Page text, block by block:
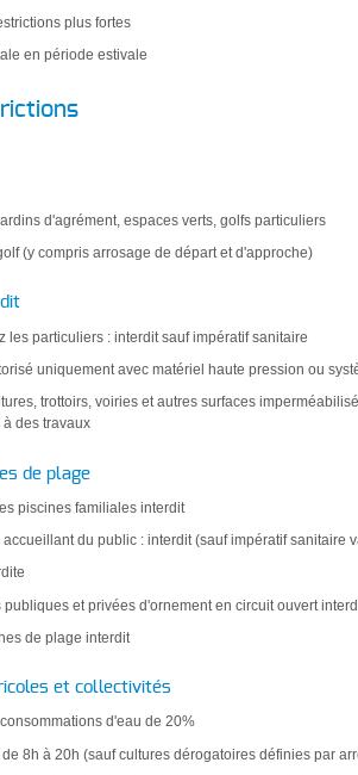
plus fortes
en période estivale
d'agrément, espaces verts, golfs particuliers
(y compris arrosage de départ et d'approche)
les particuliers : interdit sauf impératif sanitaire
uniquement avec matériel haute pression ou
trottoirs, voiries et autres surfaces
des travaux
de plage
piscines familiales interdit
du public : interdit (sauf impératif sanitaire
et privées d'ornement en circuit ouvert
de plage interdit
et collectivités
d'eau de 20%
8h à 20h (sauf cultures dérogatoires définies par